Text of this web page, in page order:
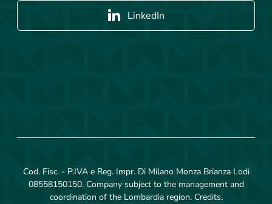
LinkedIn
Cod. Fisc. - P.IVA e Reg. Impr. Di Milano Monza Brianza Lodi
08558150150. Company subject to the management and
coordination of the Lombardia region. Credits.